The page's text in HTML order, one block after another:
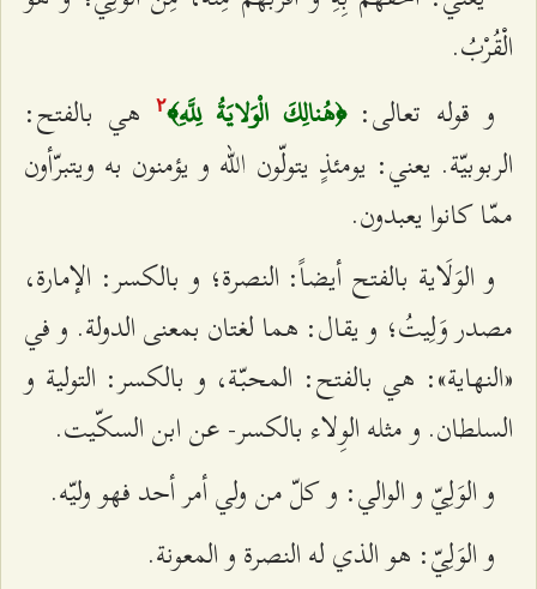
الْقُرْبُ.
و قوله تعالى: ﴿هُنالِكَ الْوَلايَةُ لِلَّهِ‌﴾٢
هي بالفتح:
الربوبيّة. يعني: يومئذٍ يتولّون الله و يؤمنون به ويتبرّأون
ممّا كانوا يعبدون.
و الوَلَاية بالفتح أيضاً: النصرة؛ و بالكسر: الإمارة،
مصدر وَلِيتُ؛ و يقال: هما لغتان بمعنى الدولة. و في
«النهاية»: هي بالفتح: المحبّة، و بالكسر: التولية و
السلطان. و مثله الوِلاء بالكسر- عن ابن السكّيت.
و الوَلِيّ و الوالي: و كلّ من ولي أمر أحد فهو وليّه.
و الوَلِيّ: هو الذي له النصرة و المعونة.